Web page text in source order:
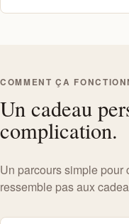
COMMENT ÇA
Un cadeau
complication.
Un parcours simple pour
ressemble pas aux